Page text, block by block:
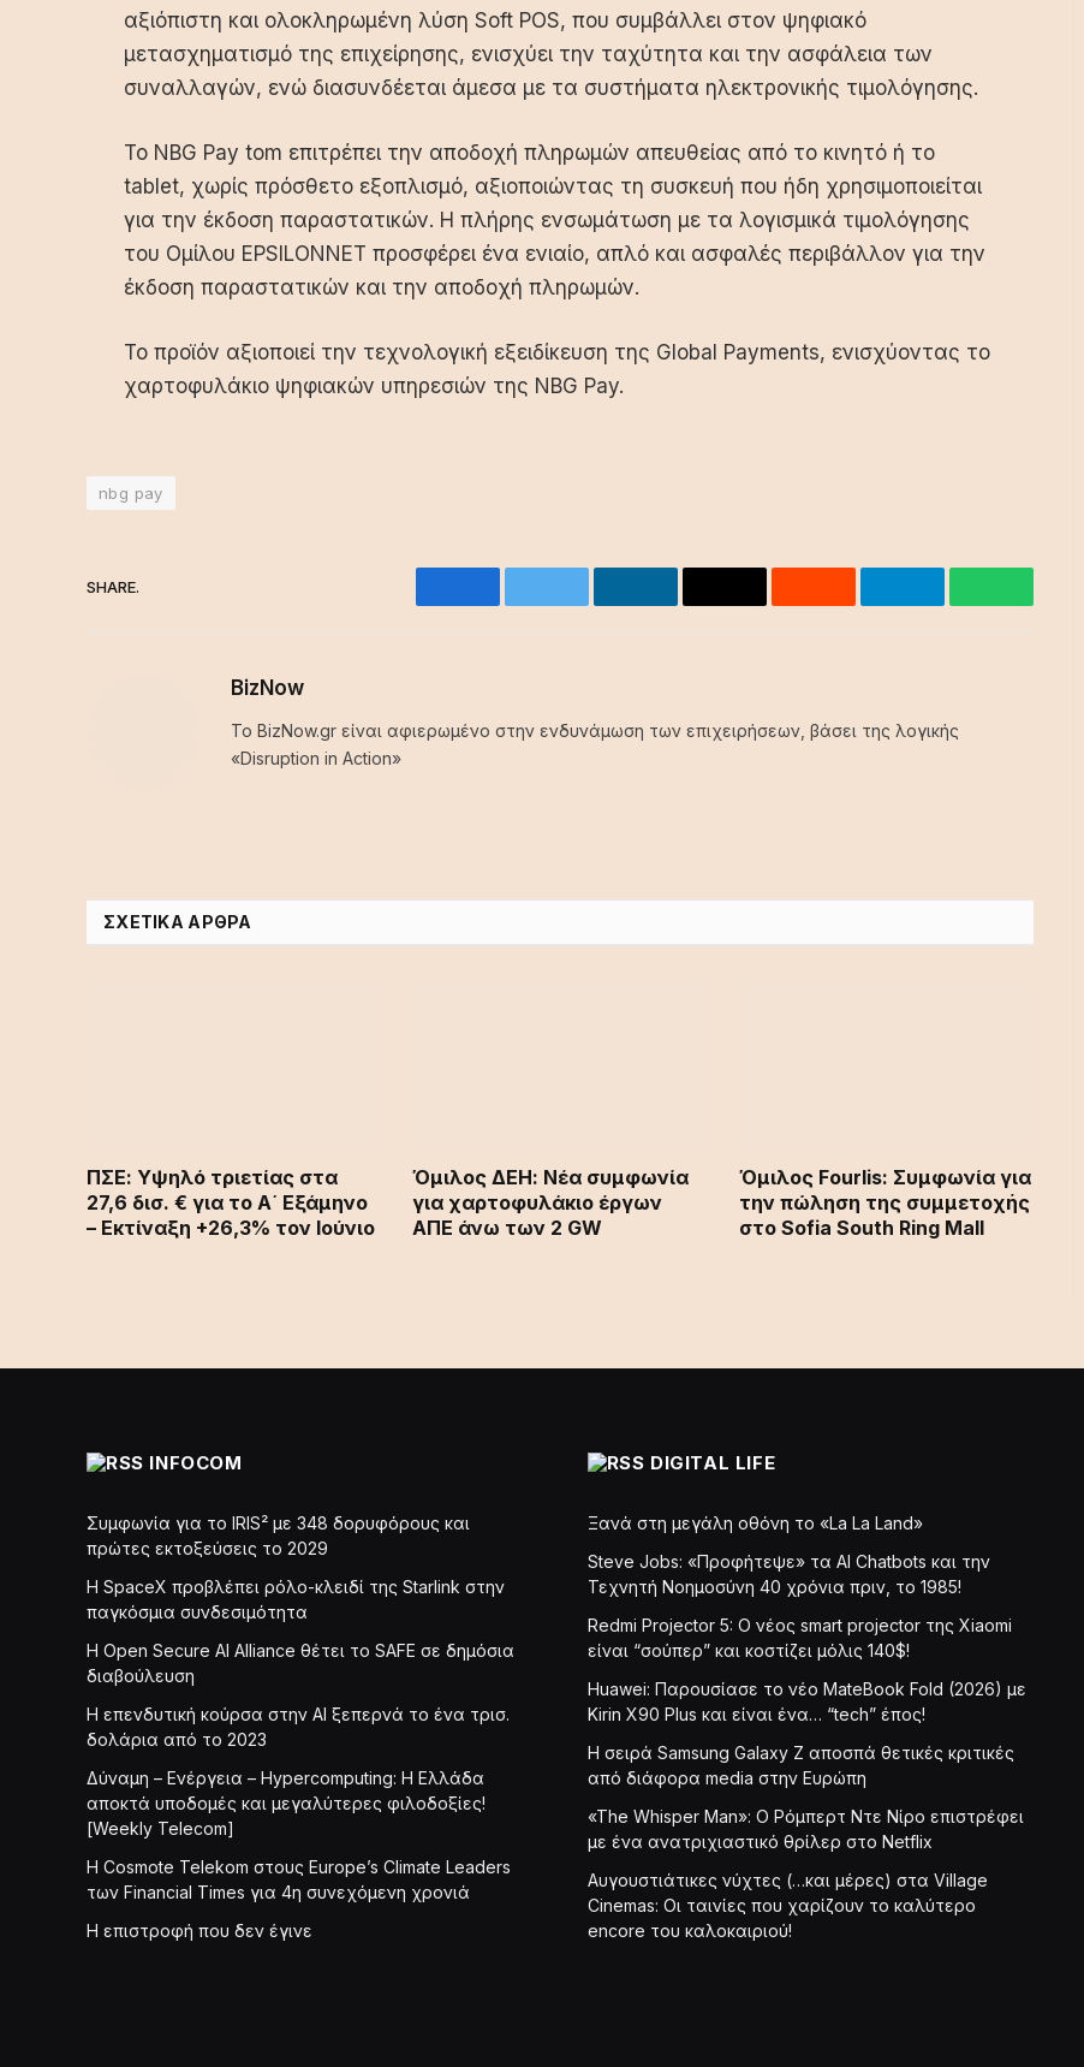
αξιόπιστη και ολοκληρωμένη λύση Soft POS, που συμβάλλει στον ψηφιακό
μετασχηματισμό της επιχείρησης, ενισχύει την ταχύτητα και την ασφάλεια των
συναλλαγών, ενώ διασυνδέεται άμεσα με τα συστήματα ηλεκτρονικής τιμολόγησης.
Το NBG Pay tom επιτρέπει την αποδοχή πληρωμών απευθείας από το κινητό ή το
tablet, χωρίς πρόσθετο εξοπλισμό, αξιοποιώντας τη συσκευή που ήδη χρησιμοποιείται
για την έκδοση παραστατικών. Η πλήρης ενσωμάτωση με τα λογισμικά τιμολόγησης
του Ομίλου EPSILONNET προσφέρει ένα ενιαίο, απλό και ασφαλές περιβάλλον για την
έκδοση παραστατικών και την αποδοχή πληρωμών.
Το προϊόν αξιοποιεί την τεχνολογική εξειδίκευση της Global Payments, ενισχύοντας το
χαρτοφυλάκιο ψηφιακών υπηρεσιών της NBG Pay.
nbg pay
SHARE.
FacebookTwitter LinkedInEmail Reddit TelegramWhatsApp
BizNow
Το BizNow.gr είναι αφιερωμένο στην ενδυνάμωση των επιχειρήσεων, βάσει της λογικής
«Disruption in Action»
ΣΧΕΤΙΚΆ ΆΡΘΡΑ
ΠΣΕ: Υψηλό τριετίας στα
27,6 δισ. € για το Α΄ Εξάμηνο
– Εκτίναξη +26,3% τον Ιούνιο
Όμιλος ΔΕΗ: Νέα συμφωνία
για χαρτοφυλάκιο έργων
ΑΠΕ άνω των 2 GW
Όμιλος Fourlis: Συμφωνία για
την πώληση της συμμετοχής
στο Sofia South Ring Mall
INFOCOM
Συμφωνία για το IRIS² με 348 δορυφόρους και
πρώτες εκτοξεύσεις το 2029
Η SpaceX προβλέπει ρόλο-κλειδί της Starlink στην
παγκόσμια συνδεσιμότητα
Η Open Secure AI Alliance θέτει το SAFE σε δημόσια
διαβούλευση
Η επενδυτική κούρσα στην AI ξεπερνά το ένα τρισ.
δολάρια από το 2023
Δύναμη – Ενέργεια – Ηypercomputing: Η Ελλάδα
αποκτά υποδομές και μεγαλύτερες φιλοδοξίες!
[Weekly Telecom]
Η Cosmote Telekom στους Europe’s Climate Leaders
των Financial Times για 4η συνεχόμενη χρονιά
Η επιστροφή που δεν έγινε
DIGITAL LIFE
Ξανά στη μεγάλη οθόνη το «La La Land»
Steve Jobs: «Προφήτεψε» τα AI Chatbots και την
Τεχνητή Νοημοσύνη 40 χρόνια πριν, το 1985!
Redmi Projector 5: Ο νέος smart projector της Xiaomi
είναι “σούπερ” και κοστίζει μόλις 140$!
Huawei: Παρουσίασε το νέο MateBook Fold (2026) με
Kirin X90 Plus και είναι ένα… “tech” έπος!
Η σειρά Samsung Galaxy Z αποσπά θετικές κριτικές
από διάφορα media στην Ευρώπη
«The Whisper Man»: Ο Ρόμπερτ Ντε Νίρο επιστρέφει
με ένα ανατριχιαστικό θρίλερ στο Netflix
Αυγουστιάτικες νύχτες (…και μέρες) στα Village
Cinemas: Οι ταινίες που χαρίζουν το καλύτερο
encore του καλοκαιριού!